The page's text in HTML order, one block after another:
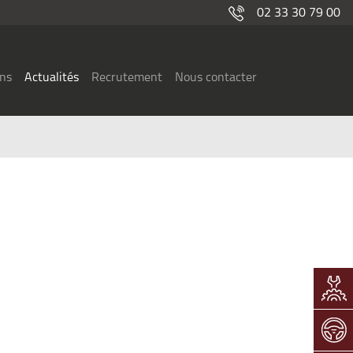
02 33 30 79 00
Actualités Recrutement Nous contacter